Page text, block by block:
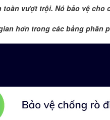
toàn vượt trội. Nó bảo vệ cho
hơn trong các bảng phân